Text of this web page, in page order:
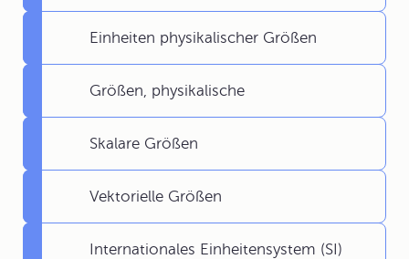
Einheiten physikalischer Größen
Größen, physikalische
Skalare Größen
Vektorielle Größen
Internationales Einheitensystem (SI)